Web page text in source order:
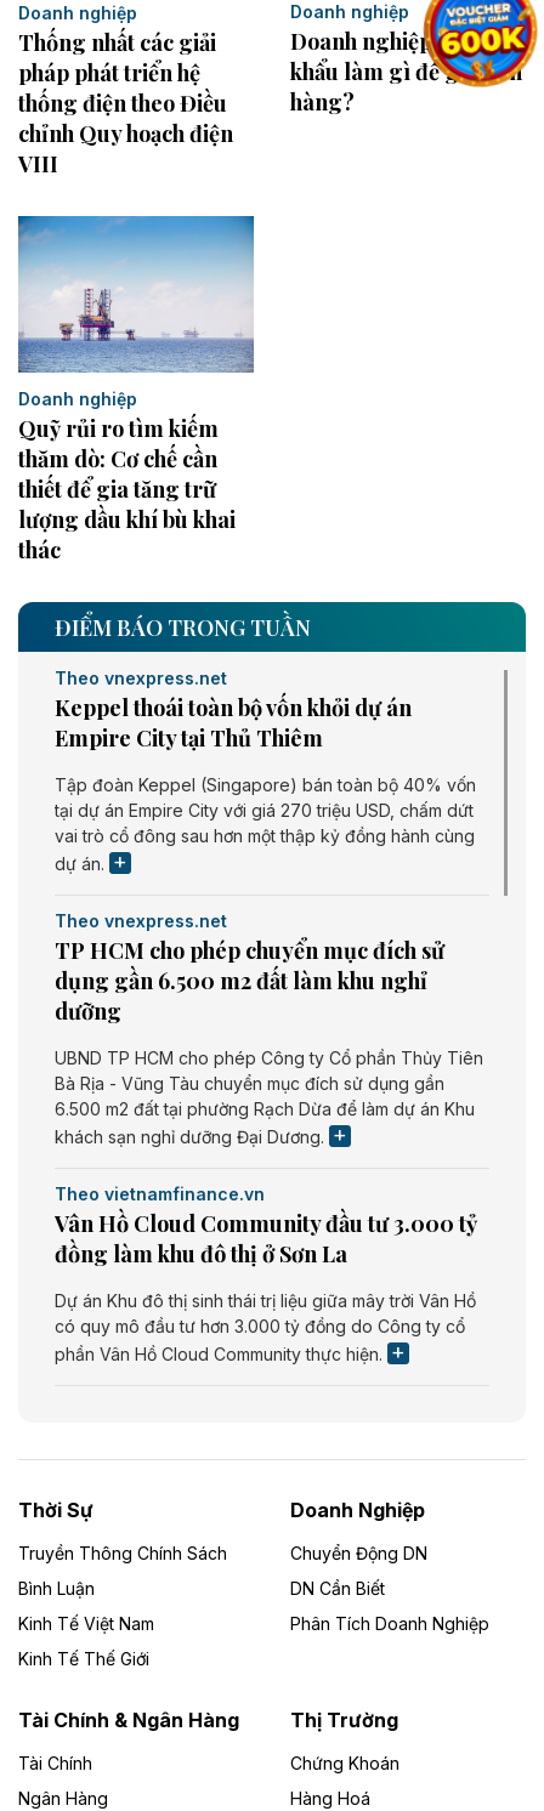
Doanh nghiệp
Thống nhất các giải
pháp phát triển hệ
thống điện theo Điều
chỉnh Quy hoạch điện
VIII
Doanh nghiệp
Doanh nghiệp xuất
khẩu làm gì để giữ đơn
hàng?
Doanh nghiệp
Quỹ rủi ro tìm kiếm
thăm dò: Cơ chế cần
thiết để gia tăng trữ
lượng dầu khí bù khai
thác
ĐIỂM BÁO TRONG TUẦN
Theo vnexpress.net
Keppel thoái toàn bộ vốn khỏi dự án
Empire City tại Thủ Thiêm
Tập đoàn Keppel (Singapore) bán toàn bộ 40% vốn
tại dự án Empire City với giá 270 triệu USD, chấm dứt
vai trò cổ đông sau hơn một thập kỷ đồng hành cùng
dự án.
Theo vnexpress.net
TP HCM cho phép chuyển mục đích sử
dụng gần 6.500 m2 đất làm khu nghỉ
dưỡng
UBND TP HCM cho phép Công ty Cổ phần Thủy Tiên
Bà Rịa - Vũng Tàu chuyển mục đích sử dụng gần
6.500 m2 đất tại phường Rạch Dừa để làm dự án Khu
khách sạn nghỉ dưỡng Đại Dương.
Theo vietnamfinance.vn
Vân Hồ Cloud Community đầu tư 3.000 tỷ
đồng làm khu đô thị ở Sơn La
Dự án Khu đô thị sinh thái trị liệu giữa mây trời Vân Hồ
có quy mô đầu tư hơn 3.000 tỷ đồng do Công ty cổ
phần Vân Hồ Cloud Community thực hiện.
Dự án Nhà máy xử lý rác và phát điện Bắc Giang do
Công ty TNHH Năng lượng môi trường Bắc Giang làm
Theo vietnamfinance.vn
Đức Long Gia Lai mở rộng ‘hệ sinh thái’
Lai
Bốn doanh nghiệp có sự góp vốn của Công ty Cổ
phần Tập đoàn Đức Long Gia Lai (HoSE: DLG) được
Thời Sự
Truyền Thông Chính Sách
Bình Luận
Kinh Tế Việt Nam
Kinh Tế Thế Giới
Doanh Nghiệp
Chuyển Động DN
DN Cần Biết
Phân Tích Doanh Nghiệp
Tài Chính & Ngân Hàng
Tài Chính
Ngân Hàng
Thị Trường
Chứng Khoán
Hàng Hoá